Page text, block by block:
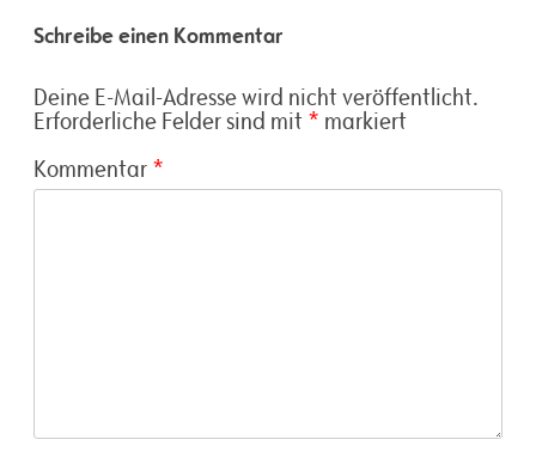
Schreibe einen Kommentar
Deine E-Mail-Adresse wird nicht veröffentlicht.
Erforderliche Felder sind mit * markiert
Kommentar *